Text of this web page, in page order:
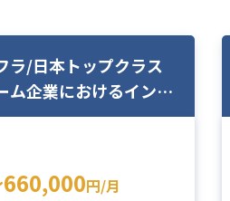
ラ/日本トップクラス
ム企業におけるインフ
ジニア募集/リモート
円/月